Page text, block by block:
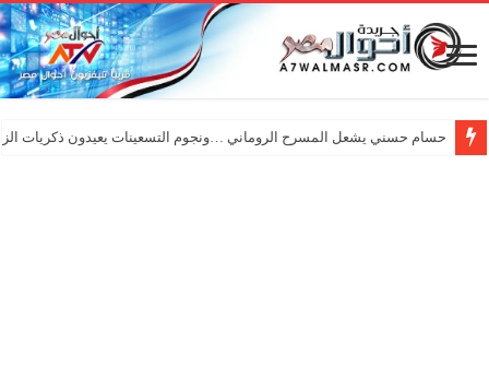
حسام حسني يشعل المسرح الروماني …ونجوم التسعينات يعيدون ذكريات